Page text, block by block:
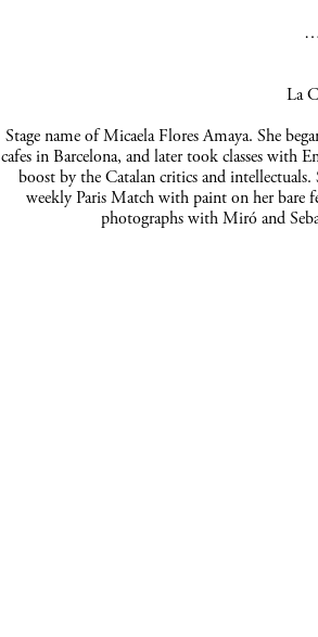
La
Stage name of Micaela Flores Amaya. She
cafes in Barcelona, and later took classes with
boost by the Catalan critics and
weekly Paris Match with paint on her bare
photographs with Miró and